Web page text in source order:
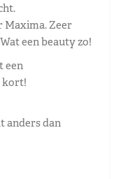
Maxima. Zeer
een beauty zo!
een
kort!
anders dan